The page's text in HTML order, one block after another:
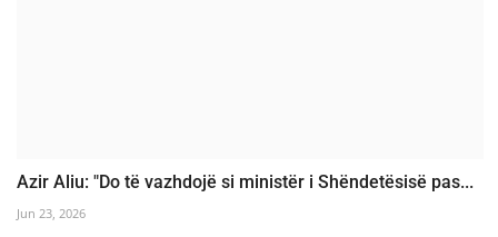
Azir Aliu: "Do të vazhdojë si ministër i Shëndetësisë pas...
Jun 23, 2026